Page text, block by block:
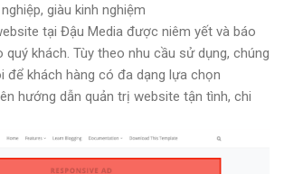
giàu kinh nghiệm
tại Đậu Media được niêm yết và báo
khách. Tùy theo nhu cầu sử dụng, chúng
để khách hàng có đa dạng lựa chọn
hướng dẫn quản trị website tận tình, chi